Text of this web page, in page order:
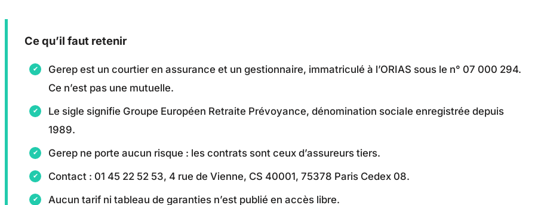
Ce qu’il faut retenir
Gerep est un courtier en assurance et un gestionnaire, immatriculé à l’ORIAS sous le n° 07 000 294.
Ce n’est pas une mutuelle.
Le sigle signifie Groupe Européen Retraite Prévoyance, dénomination sociale enregistrée depuis
1989.
Gerep ne porte aucun risque : les contrats sont ceux d’assureurs tiers.
Contact : 01 45 22 52 53, 4 rue de Vienne, CS 40001, 75378 Paris Cedex 08.
Aucun tarif ni tableau de garanties n’est publié en accès libre.